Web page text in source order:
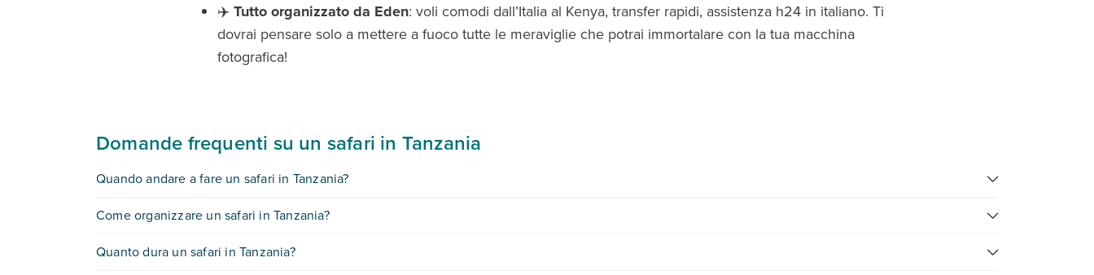
✈️ Tutto organizzato da Eden: voli comodi dall’Italia al Kenya, transfer rapidi, assistenza h24 in italiano. Ti
dovrai pensare solo a mettere a fuoco tutte le meraviglie che potrai immortalare con la tua macchina
fotografica!
Domande frequenti su un safari in Tanzania
Quando andare a fare un safari in Tanzania?
Come organizzare un safari in Tanzania?
inglese e/o Italiano inclusi nella quota, lasciando a te solo il piacere di goderti il viaggio.
Quanto dura un safari in Tanzania?